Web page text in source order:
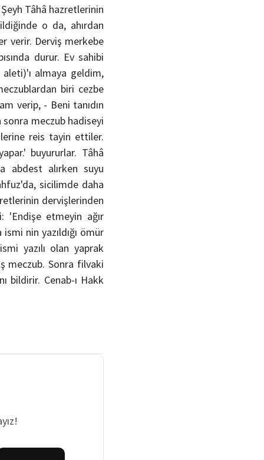
Tâhâ hazretlerinin
o da, ahırdan
verir. Derviş merkebe
durur. Ev sahibi
almaya geldim,
biri cezbe
verip, - Beni tanıdın
sonra meczub hadiseyi
reis tayin ettiler.
buyururlar. Tâhâ
abdest alırken suyu
sicilimde daha
dervişlerinden
'Endişe etmeyin ağır
nin yazıldığı ömür
yazılı olan yaprak
meczub. Sonra filvaki
bildirir. Cenab-ı Hakk